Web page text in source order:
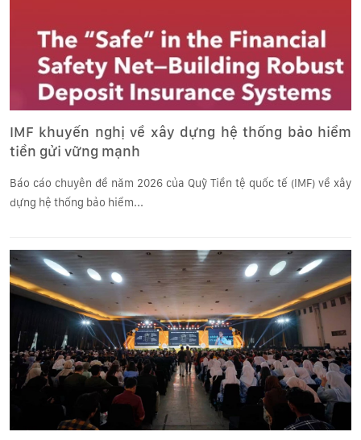
IMF khuyến nghị về xây dựng hệ thống bảo hiểm
tiền gửi vững mạnh
Báo cáo chuyên đề năm 2026 của Quỹ Tiền tệ quốc tế (IMF) về xây
dựng hệ thống bảo hiểm...